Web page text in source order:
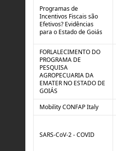
Programas de
Incentivos Fiscais são
Efetivos? Evidências
para o Estado de Goiás
FORLALECIMENTO DO
PROGRAMA DE
PESQUISA
AGROPECUARIA DA
EMATER NO ESTADO DE
GOIÁS
Mobility CONFAP Italy
SARS-CoV-2 - COVID